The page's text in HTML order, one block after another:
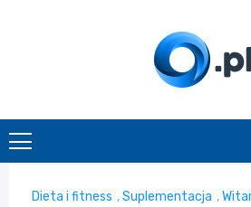
O.pl
Dieta i fitness ,Suplementacja ,